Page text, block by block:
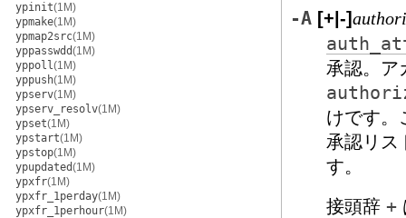
ypinit(1M)
ypmake(1M)
ypmap2src(1M)
yppasswdd(1M)
yppoll(1M)
yppush(1M)
ypserv(1M)
ypserv_resolv(1M)
ypset(1M)
ypstart(1M)
ypstop(1M)
ypupdated(1M)
ypxfr(1M)
ypxfr_1perday(1M)
ypxfr_1perhour(1M)
-A [+|-]
承認。ア
けです。
承認リス
す。
接頭辞 +